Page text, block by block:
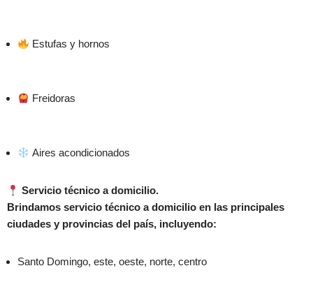
Estufas y hornos
Freidoras
Aires acondicionados
Servicio técnico a domicilio.
Brindamos servicio técnico a domicilio en las principales
ciudades y provincias del país, incluyendo:
Santo Domingo, este, oeste, norte, centro